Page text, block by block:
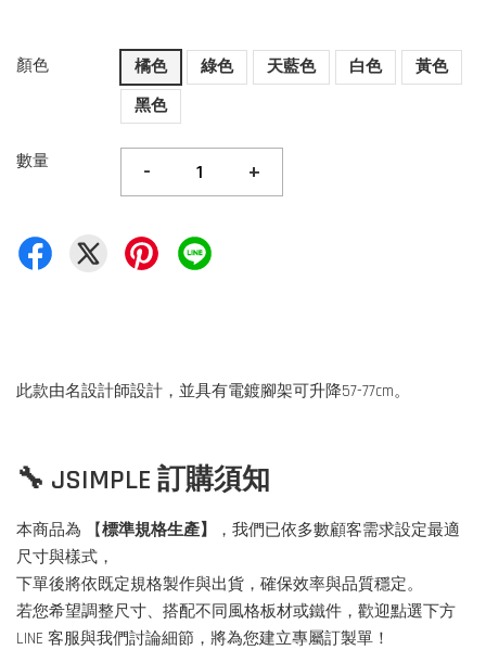
顏色 橘色 綠色 天藍色 白色
黃色
黑色
數量 - +
此款由名設計師設計，並具有電鍍腳架可升降57-77cm。
🔧 JSIMPLE 訂購須知
本商品為 【標準規格生產】
，我們已依多數顧客需求設定最適
尺寸與樣式，
下單後將依既定規格製作與出貨，確保效率與品質穩定。
若您希望調整尺寸、搭配不同風格板材或鐵件，歡迎點選下方
LINE 客服與我們討論細節，將為您建立專屬訂製單！